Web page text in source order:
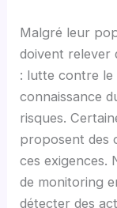
Malgré leur
doivent relever
: lutte contre le
connaissance
risques.
proposent des
ces exigences.
de monitoring
détecter des